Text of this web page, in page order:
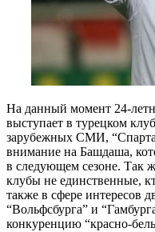
На данный момент 24-
выступает в турецком
зарубежных СМИ,
внимание на Башдаша,
в следующем сезоне. Так
клубы не единственные,
также в сфере интересов
“Вольфсбурга” и
конкуренцию “красно-